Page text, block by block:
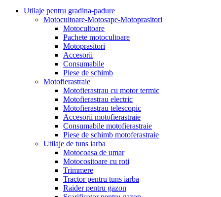
Utilaje pentru gradina-padure
Motocultoare-Motosape-Motoprasitori
Motocultoare
Pachete motocultoare
Motoprasitori
Accesorii
Consumabile
Piese de schimb
Motofierastraie
Motofierastrau cu motor termic
Motofierastrau electric
Motofierastrau telescopic
Accesorii motofierastraie
Consumabile motofierastraie
Piese de schimb motoferastraie
Utilaje de tuns iarba
Motocoasa de umar
Motocositoare cu roti
Trimmere
Tractor pentru tuns iarba
Raider pentru gazon